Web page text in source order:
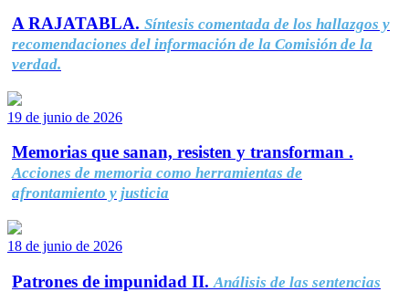
A RAJATABLA. Síntesis comentada de los hallazgos y
recomendaciones del información de la Comisión de la
verdad.
19 de junio de 2026
Memorias que sanan, resisten y transforman .
Acciones de memoria como herramientas de
afrontamiento y justicia
18 de junio de 2026
Patrones de impunidad II. Análisis de las sentencias